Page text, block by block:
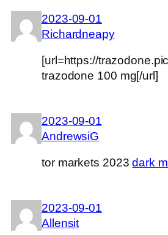
2023-09-01
Richardneapy
[url=https://
trazodone 100 mg[/url]
2023-09-01
AndrewsiG
tor markets 2023dark
2023-09-01
Allensit